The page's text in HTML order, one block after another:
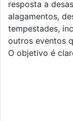
resposta a
alagamentos,
tempestades,
outros eventos
O objetivo é